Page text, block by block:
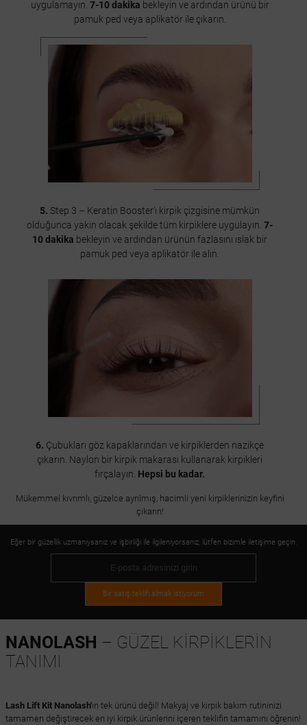
uygulamayın. 7-10 dakika bekleyin ve ardından ürünü bir
pamuk ped veya aplikatör ile çıkarın.
5. Step 3 – Keratin Booster’ı kirpik çizgisine mümkün
olduğunca yakın olacak şekilde tüm kirpiklere uygulayın.7-
10 dakika bekleyin ve ardından ürünün fazlasını ıslak bir
pamuk ped veya aplikatör ile alın.
6. Çubukları göz kapaklarından ve kirpiklerden nazikçe
çıkarın. Naylon bir kirpik makarası kullanarak kirpikleri
fırçalayın. Hepsi bu kadar.
Mükemmel kıvrımlı, güzelce ayrılmış, hacimli yeni kirpiklerinizin keyfini
çıkarın!
Eğer bir güzellik uzmanıysanız ve işbirliği ile ilgileniyorsanız, lütfen bizimle iletişime geçin.
Bir satış teklifi almak istiyorum
NANOLASH – GÜZEL KİRPİKLERİN
TANIMI
Lash Lift Kit Nanolash'ın tek ürünü değil! Makyaj ve kirpik bakım rutininizi
tamamen değiştirecek en iyi kirpik ürünlerini içeren teklifin tamamını öğrenin!